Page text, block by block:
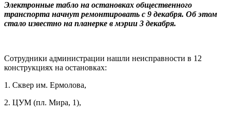
Электронные табло на остановках общественного
транспорта начнут ремонтировать с 9 декабря. Об этом
стало известно на планерке в мэрии 3 декабря.
Сотрудники администрации нашли неисправности в 12
конструкциях на остановках:
1. Сквер им. Ермолова,
2. ЦУМ (пл. Мира, 1),